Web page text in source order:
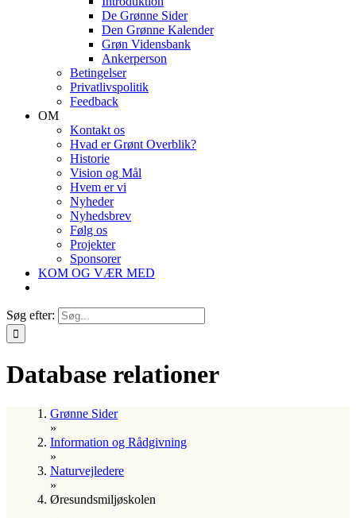
De Grønne Sider
Den Grønne Kalender
Grøn Vidensbank
Ankerperson
Betingelser
Privatlivspolitik
Feedback
OM
Kontakt os
Hvad er Grønt Overblik?
Historie
Vision og Mål
Hvem er vi
Nyheder
Nyhedsbrev
Følg os
Projekter
Sponsorer
KOM OG VÆR MED
Søg efter:
Database relationer
Grønne Sider
»
Information og Rådgivning
»
Naturvejledere
»
Øresundsmiljøskolen